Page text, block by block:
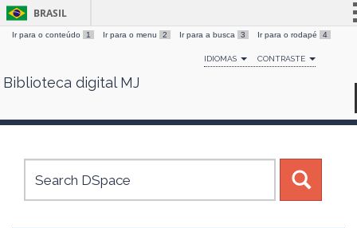
Skip
BRASIL
Simplifique!
Comunica BR
Canais
Ir para o conteúdo 1 Ir para o menu 2 Ir para a busca 3 Ir para o rodapé 4
IDIOMAS CONTRASTE
Biblioteca digital MJ